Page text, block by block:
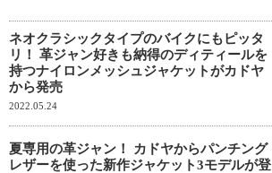
ネオクラシックタイプのバイクにもピッタ
リ！ 革ジャン好きも納得のディティールを
持つナイロンメッシュジャケットがカドヤ
から発売
2022.05.24
夏専用の革ジャン！ カドヤからパンチング
レザーを使った新作ジャケット3モデルが登